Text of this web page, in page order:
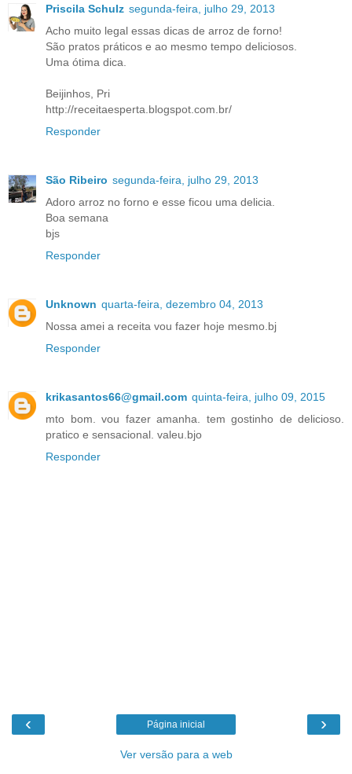
Priscila Schulz segunda-feira, julho 29, 2013
Acho muito legal essas dicas de arroz de forno!
São pratos práticos e ao mesmo tempo deliciosos.
Uma ótima dica.
Beijinhos, Pri
http://receitaesperta.blogspot.com.br/
Responder
São Ribeiro segunda-feira, julho 29, 2013
Adoro arroz no forno e esse ficou uma delicia.
Boa semana
bjs
Responder
Unknown quarta-feira, dezembro 04, 2013
Nossa amei a receita vou fazer hoje mesmo.bj
Responder
krikasantos66@gmail.com quinta-feira, julho 09, 2015
mto bom. vou fazer amanha. tem gostinho de delicioso.
pratico e sensacional. valeu.bjo
Responder
‹ ›
Página inicial
Ver versão para a web